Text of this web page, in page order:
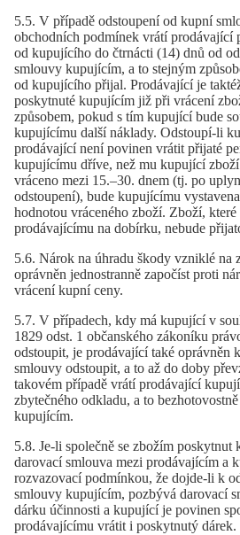
5.5. V případě odstoupení od kupní
obchodních podmínek vrátí prodávající
od kupujícího do čtrnácti (14) dnů od
smlouvy kupujícím, a to stejným
od kupujícího přijal. Prodávající je
poskytnuté kupujícím již při vrácení
způsobem, pokud s tím kupující bude
kupujícímu další náklady. Odstoupí-li
prodávající není povinen vrátit přijaté
kupujícímu dříve, než mu kupující
vráceno mezi 15.–30. dnem (tj. po
odstoupení), bude kupujícímu
hodnotou vráceného zboží. Zboží,
prodávajícímu na dobírku, nebude
5.6. Nárok na úhradu škody vzniklé na
oprávněn jednostranně započíst proti
vrácení kupní ceny.
5.7. V případech, kdy má kupující v
1829 odst. 1 občanského zákoníku
odstoupit, je prodávající také oprávněn
smlouvy odstoupit, a to až do doby
takovém případě vrátí prodávající
zbytečného odkladu, a to
kupujícím.
5.8. Je-li společně se zbožím poskytnut
darovací smlouva mezi prodávajícím a
rozvazovací podmínkou, že dojde-li k
smlouvy kupujícím, pozbývá darovací
dárku účinnosti a kupující je povinen
prodávajícímu vrátit i poskytnutý dárek.